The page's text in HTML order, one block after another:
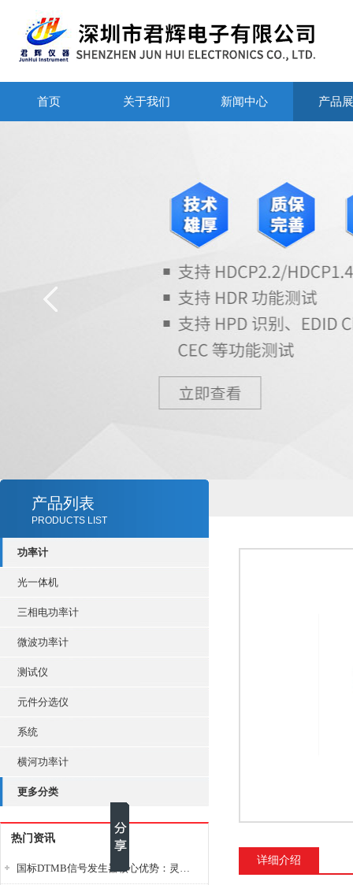
首页 关于我们 新闻中心 产品
产品列表
PRODUCTS LIST
功率计
光一体机
三相电功率计
微波功率计
测试仪
元件分选仪
系统
横河功率计
更多分类
热门资讯
国标DTMB信号发生器核心优势：灵活性与准确性的结合
详细介绍